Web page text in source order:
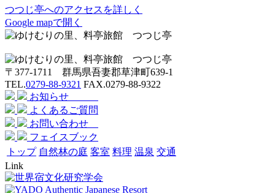
つつじ亭へのアクセスを詳しく
Google mapで開く
〒377-1711 群馬県吾妻郡草津町639-1
TEL.0279-88-9321 FAX.0279-88-9322
お知らせ
よくあるご質問
お問い合わせ
フェイスブック
トップ 自然林の庭 客室 料理 温泉 交通
Link